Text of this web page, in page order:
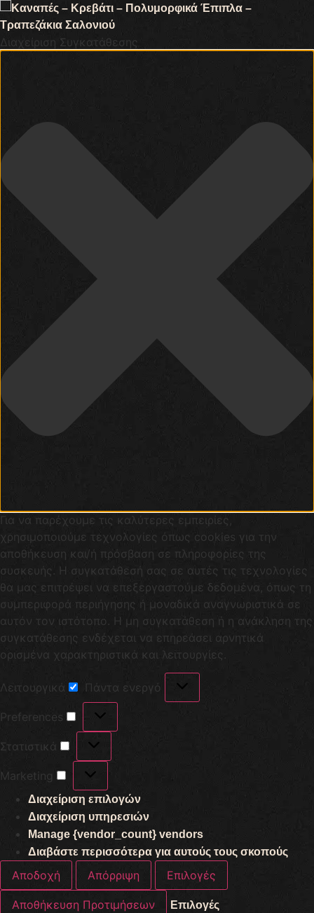
Διαχείριση Συγκατάθεσης
Για να παρέχουμε τις καλύτερες εμπειρίες,
χρησιμοποιούμε τεχνολογίες όπως cookies για την
αποθήκευση και/ή πρόσβαση σε πληροφορίες της
συσκευής. Η συγκατάθεσή σας σε αυτές τις τεχνολογίες
θα μας επιτρέψει να επεξεργαστούμε δεδομένα, όπως τη
συμπεριφορά περιήγησης ή μοναδικά αναγνωριστικά σε
αυτόν τον ιστότοπο. Η μη συγκατάθεση ή η ανάκληση της
συγκατάθεσης ενδέχεται να επηρεάσει αρνητικά
ορισμένα χαρακτηριστικά και λειτουργίες.
Λειτουργικά Πάντα ενεργό
Preferences
Στατιστικά
Marketing
Διαχείριση επιλογών
Διαχείριση υπηρεσιών
Manage {vendor_count} vendors
Διαβάστε περισσότερα για αυτούς τους σκοπούς
Αποδοχή Απόρριψη Επιλογές
Αποθήκευση Προτιμήσεων
Επιλογές